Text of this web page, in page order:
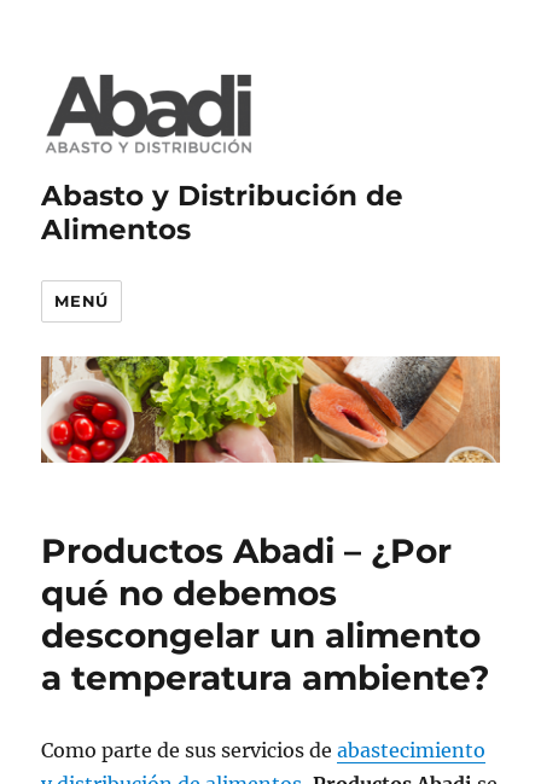
Abasto y Distribución de
Alimentos
MENÚ
Productos Abadi – ¿Por
qué no debemos
descongelar un alimento
a temperatura ambiente?
Como parte de sus servicios deabastecimiento